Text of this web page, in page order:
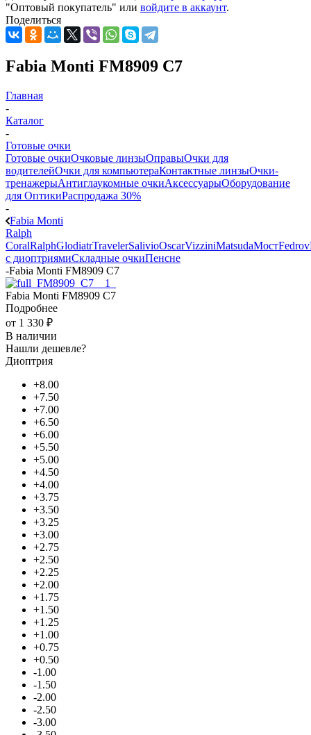
"Оптовый покупатель" или войдите в аккаунт.
Поделиться
Fabia Monti FM8909 C7
Главная
-
Каталог
-
Готовые очки
Готовые очкиОчковые линзыОправыОчки для
водителейОчки для компьютераКонтактные линзыОчки-
тренажерыАнтиглаукомные очкиАксессуарыОборудование
для ОптикиРаспродажа 30%
-
Fabia Monti
Ralph
CoralRalphGlodiatrTravelerSalivioOscarVizziniMatsudaМостFedrov
с диоптриямиСкладные очкиПенсне
-Fabia Monti FM8909 C7
Fabia Monti FM8909 C7
Подробнее
от 1 330 ₽
В наличии
Нашли дешевле?
Диоптрия
+8.00
+7.50
+7.00
+6.50
+6.00
+5.50
+5.00
+4.50
+4.00
+3.75
+3.50
+3.25
+3.00
+2.75
+2.50
+2.25
+2.00
+1.75
+1.50
+1.25
+1.00
+0.75
+0.50
-1.00
-1.50
-2.00
-2.50
-3.00